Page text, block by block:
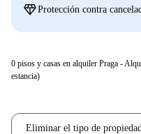
diamondProtección contra
0 pisos y casas en alquiler Praga -
estancia)
Eliminar el tipo de